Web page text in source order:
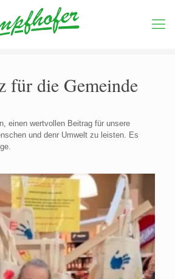
für die Gemeinde
einen wertvollen Beitrag für unsere
und denr Umwelt zu leisten. Es